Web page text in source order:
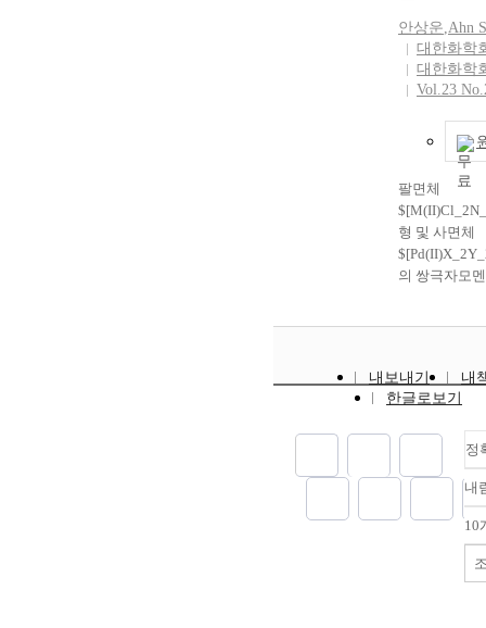
complexes
applying the
perturbation
functions are
the energy
the ground
complexes by
coupling
ligand
splitting for
V(Ⅲ) > Fe(Ⅲ).
안상운,Ahn
대한화학
대한화학
Vol.23
팔면체
형 및 사면체
의 쌍극자모
였다. 계산한
를 기초로 하
대한 가능한
였다. The
octahedral
square planar
complexes
using the
내보내기
내
한글로보기
정
내
10